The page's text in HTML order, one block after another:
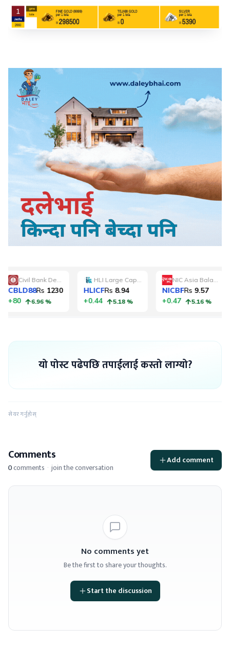
यो पोस्ट पढेपछि तपाईलाई कस्तो लाग्यो?
सेयर गर्नुहोस्
Comments
0comments · join the conversation
Add comment
No comments yet
Be the first to share your thoughts.
Start the discussion